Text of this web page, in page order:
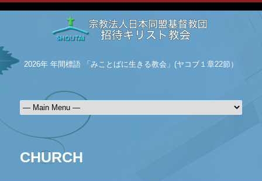
2026年 年間標語 「みことばに生きる教会」(ヤコブ１章22節）
CHURCH